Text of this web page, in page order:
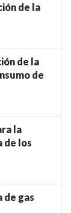
de la
de la
de
la
de los
de gas